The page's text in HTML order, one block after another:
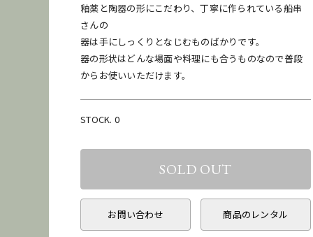
釉薬と陶器の形にこだわり、丁寧に作られている船串
さんの
器は手にしっくりとなじむものばかりです。
器の形状はどんな場面や料理にも合うものなので普段
からお使いいただけます。
STOCK. 0
お問い合わせ 商品のレンタル